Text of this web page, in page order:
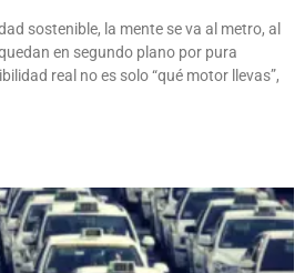
sostenible, la mente se va al metro, al
en segundo plano por pura
real no es solo “qué motor llevas”,